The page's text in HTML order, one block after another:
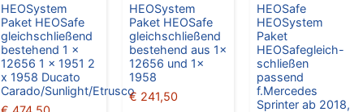
HEOSystem
Paket HEOSafe
gleichschließend
bestehend 1 x
12656 1 x 1951 2
x 1958 Ducato
Carado/Sunlight/Etrusco
HEOSystem
Paket HEOSafe
gleichschließend
bestehend aus 1x
12656 und 1x
1958
€ 241,50
HEOSafe
HEOSystem
Paket
HEOSafegleich-
schließen
passend
f.Mercedes
Sprinter ab 2018,